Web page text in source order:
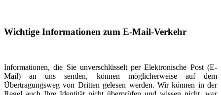
Wichtige Informationen zum E-Mail-Verkehr
Informationen, die Sie unverschlüsselt per Elektronische Post (E-
Mail) an uns senden, können möglicherweise auf dem
Übertragungsweg von Dritten gelesen werden. Wir können in der